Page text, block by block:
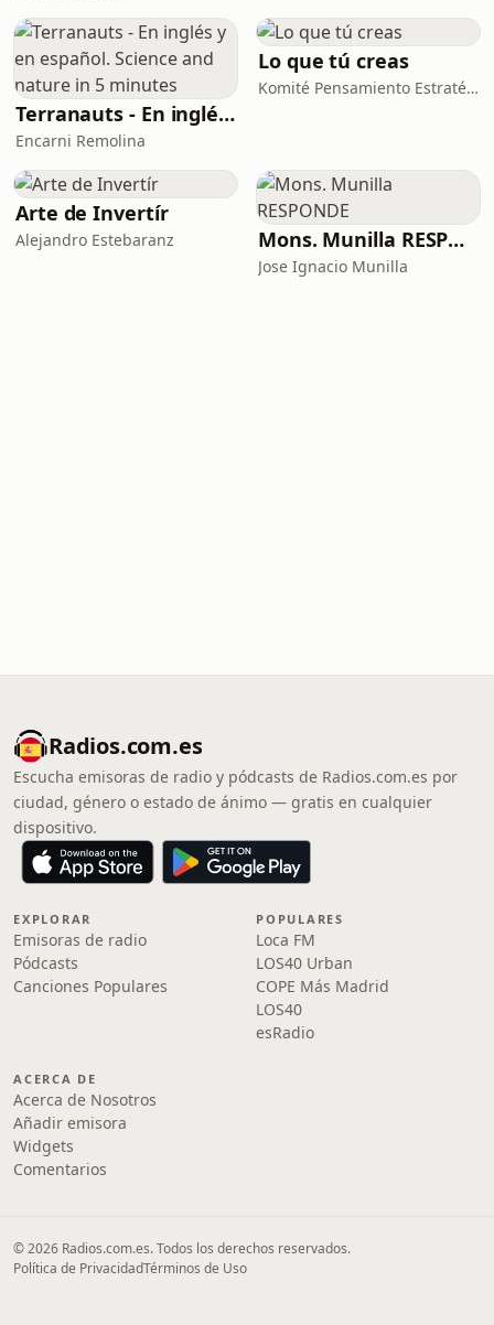
Terranauts - En inglés y en español. Science and nature in 5 minutes
Encarni Remolina
Lo que tú creas
Komité Pensamiento Estratégico
Arte de Invertír
Alejandro Estebaranz Mons. Munilla RESPONDE
Jose Ignacio Munilla
Radios.com.es
Escucha emisoras de radio y pódcasts de Radios.com.es por
ciudad, género o estado de ánimo — gratis en cualquier
dispositivo.
EXPLORAR
Emisoras de radio
Pódcasts
Canciones Populares
POPULARES
Loca FM
LOS40 Urban
COPE Más Madrid
LOS40
esRadio
ACERCA DE
Acerca de Nosotros
Añadir emisora
Widgets
Comentarios
© 2026 Radios.com.es. Todos los derechos reservados.
Política de PrivacidadTérminos de Uso